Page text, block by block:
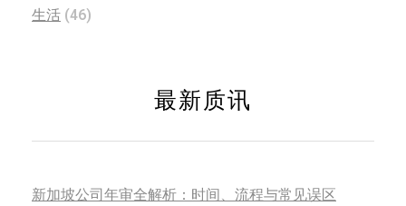
生活 (46)
最新质讯
新加坡公司年审全解析：时间、流程与常见误区